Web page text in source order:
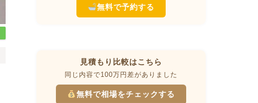
無料で予約する
見積もり比較はこちら
同じ内容で100万円差がありました
無料で相場をチェックする